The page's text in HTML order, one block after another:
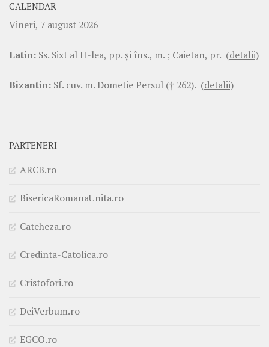
CALENDAR
Vineri, 7 august 2026
Latin: Ss. Sixt al II-lea, pp. şi îns., m. ; Caietan, pr. (detalii)
Bizantin: Sf. cuv. m. Dometie Persul († 262). (detalii)
PARTENERI
ARCB.ro
BisericaRomanaUnita.ro
Cateheza.ro
Credinta-Catolica.ro
Cristofori.ro
DeiVerbum.ro
EGCO.ro